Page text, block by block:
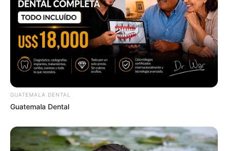
ดวงรายวัน ดูดวง อ.แก้วตา คุยดวง
ดูดวงปี 62
ดูดวงรายวัน
GUATEMALA DENTAL
Guatemala Dental